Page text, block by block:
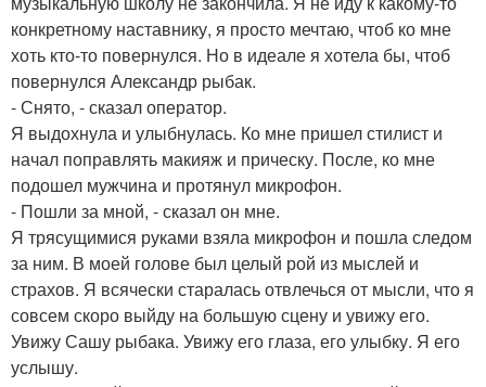
конкретному наставнику, я просто мечтаю, чтоб ко мне
хоть кто-то повернулся. Но в идеале я хотела бы, чтоб
повернулся Александр рыбак.
- Снято, - сказал оператор.
Я выдохнула и улыбнулась. Ко мне пришел стилист и
начал поправлять макияж и прическу. После, ко мне
подошел мужчина и протянул микрофон.
- Пошли за мной, - сказал он мне.
Я трясущимися руками взяла микрофон и пошла следом
за ним. В моей голове был целый рой из мыслей и
страхов. Я всячески старалась отвлечься от мысли, что я
совсем скоро выйду на большую сцену и увижу его.
Увижу Сашу рыбака. Увижу его глаза, его улыбку. Я его
услышу.